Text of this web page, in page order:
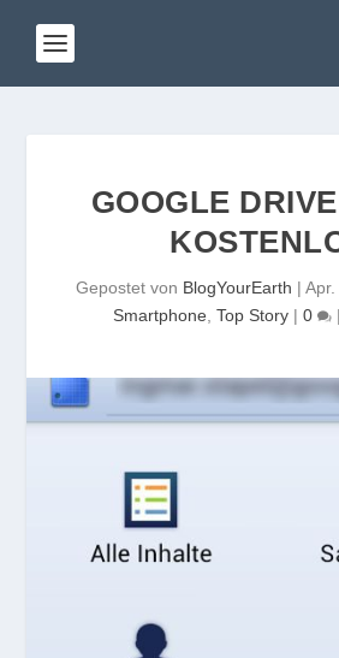
GOOGLE
Gepostet von BlogYourEarth |
Smartphone Top Story | 0 |